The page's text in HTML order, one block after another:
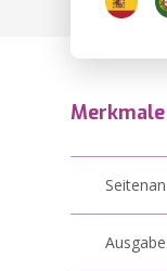
Merkmale
Ausgabe